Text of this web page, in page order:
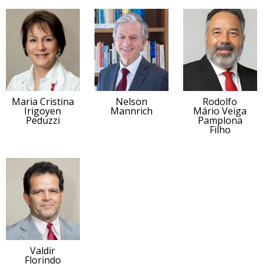
Maria Cristina
Irigoyen
Peduzzi
Nelson
Mannrich
Rodolfo
Mário Veiga
Pamplona
Filho
Valdir
Florindo